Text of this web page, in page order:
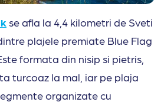
se afla la 4,4 kilometri de Sveti
plajele premiate Blue Flag
formata din nisip si pietris,
turcoaz la mal, iar pe plaja
organizate cu